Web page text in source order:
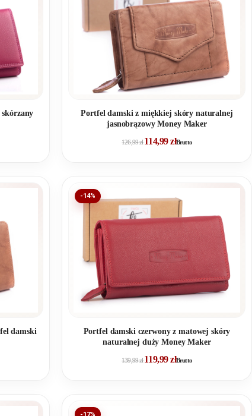
Portfel damski z miękkiej skóry naturalnej
jasnobrązowy Money Maker
126,99zł 114,99złBrutto
damski
-14%
Portfel damski czerwony z matowej skóry
naturalnej duży Money Maker
139,99zł 119,99złBrutto
-17%